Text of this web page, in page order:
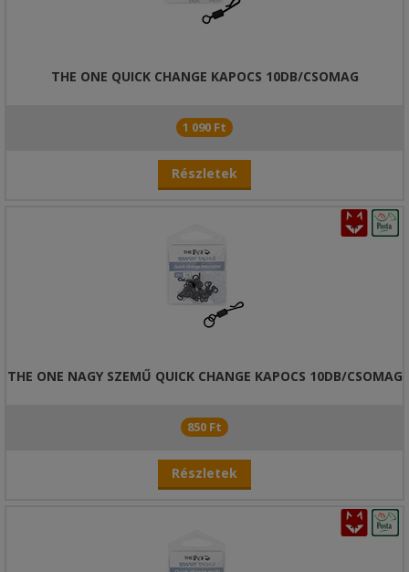
THE ONE QUICK CHANGE KAPOCS 10DB/CSOMAG
1 090 Ft
Részletek
THE ONE NAGY SZEMŰ QUICK CHANGE KAPOCS 10DB/CSOMAG
850 Ft
Részletek